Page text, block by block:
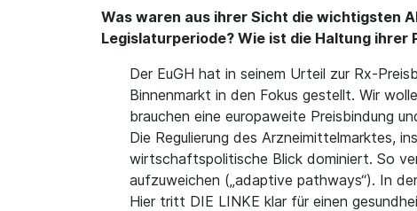
Was waren aus ihrer Sicht die wichtigsten
Legislaturperiode? Wie ist die Haltung ihrer
Der EuGH hat in seinem Urteil zur Rx-
Binnenmarkt in den Fokus gestellt. Wir
brauchen eine europaweite Preisbindung
Die Regulierung des Arzneimittelmarktes,
wirtschaftspolitische Blick dominiert. So
aufzuweichen („adaptive pathways“). In
Hier tritt DIE LINKE klar für einen